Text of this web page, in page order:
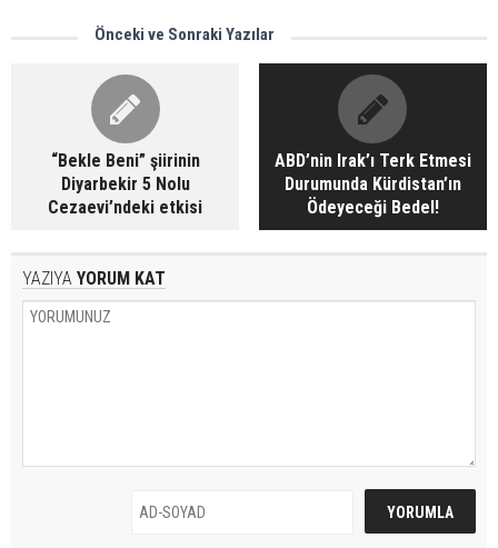
Önceki ve Sonraki Yazılar
“Bekle Beni” şiirinin
Diyarbekir 5 Nolu
Cezaevi’ndeki etkisi
ABD’nin Irak’ı Terk Etmesi
Durumunda Kürdistan’ın
Ödeyeceği Bedel!
YAZIYA YORUM KAT